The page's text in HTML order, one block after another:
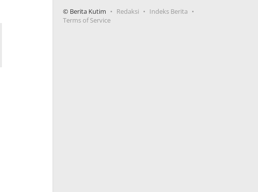
© Berita Kutim Redaksi
Indeks Berita
Terms of Service